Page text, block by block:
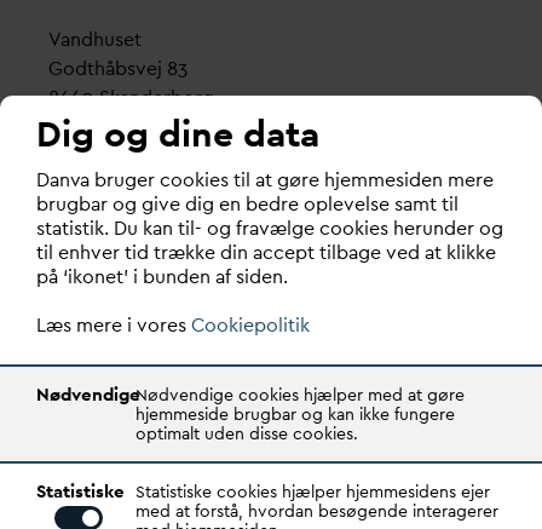
Vandhuset
Godthåbsvej 83
8660 Skanderborg
København
Vester Farimagsgade 1, 5. sal.
1606 København V
Tlf.: 70 21 00 55
CVR: 29031215
Transparency Register: REG 0105047100027-26
A er den samlende kraft ivandsektoren.
Gennem stærke alliancer og klare budskaber taler
D ANVA
andets sag, som vigtig ressource for den
Dig og dine data
Danva bruger cookies til at gøre hjemmesiden mere
brugbar og give dig en bedre oplevelse samt til
statistik. Du kan til- og fravælge cookies herunder og
til enhver tid trække din accept tilbage ved at klikke
på ‘ikonet’ i bunden af siden.
Læs mere i voresCookiepolitik
NødvendigeNødvendige cookies hjælper med at gøre
hjemmeside brugbar og kan ikke fungere
optimalt uden disse cookies.
Statistiske Statistiske cookies hjælper hjemmesidens ejer
med at forstå, hvordan besøgende interagerer